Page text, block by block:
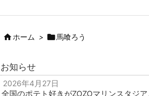
ホーム > 馬喰ろう
お知らせ
2026年4月27日
全国のポテト好きがZOZOマリンスタジア